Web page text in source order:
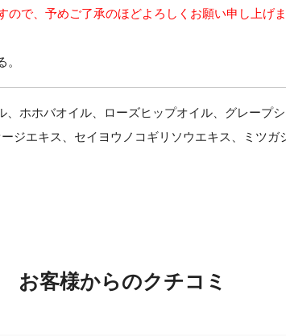
で、予めご了承のほどよろしくお願い申し上げま
ホホバオイル、ローズヒップオイル、グレープ
エキス、セイヨウノコギリソウエキス、ミツガ
お客様からのクチコミ